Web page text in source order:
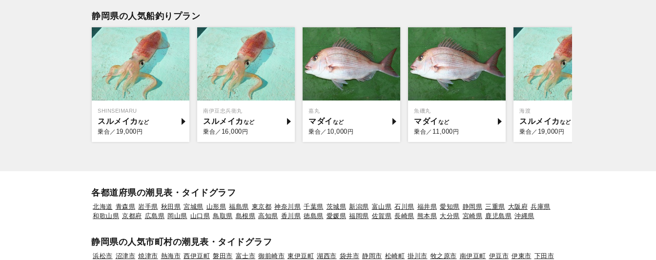
静岡県の人気船釣りプラン
SHINSEIMARU
スルメイカ
乗合／ 19,000 円
南伊豆忠兵衛丸
スルメイカ
乗合／ 16,000 円
嘉丸
マダイ
乗合／ 10,000 円
魚磯丸
マダイ
乗合／ 11,000 円
海渡
スルメイカ
乗合／ 19,000 円
各都道府県の潮見表・タイドグラフ
北海道 青森県 岩手県 秋田県 宮城県 山形県 福島県 東京都 神奈川県 千葉県 茨城県 新潟県 富山県 石川県 福井県 愛知県 静岡県 三重県 大阪府 兵庫県
和歌山県 京都府 広島県 岡山県 山口県 鳥取県 島根県 高知県 香川県 徳島県 愛媛県 福岡県 佐賀県 長崎県 熊本県 大分県 宮崎県 鹿児島県 沖縄県
静岡県の人気市町村の潮見表・タイドグラフ
浜松市 沼津市 焼津市 熱海市 西伊豆町 磐田市 富士市 御前崎市 東伊豆町 湖西市 袋井市 静岡市 松崎町 掛川市 牧之原市 南伊豆町 伊豆市 伊東市 下田市